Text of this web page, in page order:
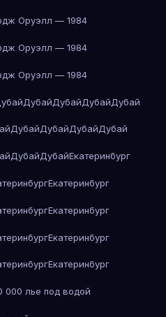
Оруэлл — 1984
Оруэлл — 1984
Оруэлл — 1984
ДубайДубайДубайДубай
ДубайДубайДубайДубай
ДубайДубайЕкатеринбург
Екатеринбург
Екатеринбург
Екатеринбург
Екатеринбург
лье под водой